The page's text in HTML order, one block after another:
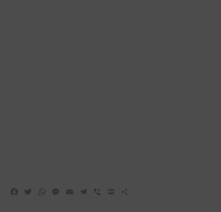
Facebook
TwitterWhatsApp
Messenger
Email Telegram
Viber Print